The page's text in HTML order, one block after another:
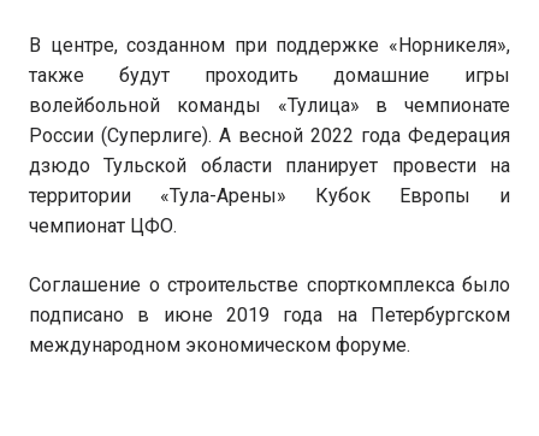
В центре, созданном при поддержке «Норникеля»,
также будут проходить домашние игры
волейбольной команды «Тулица» в чемпионате
России (Суперлиге). А весной 2022 года Федерация
дзюдо Тульской области планирует провести на
территории «Тула-Арены» Кубок Европы и
чемпионат ЦФО.
Соглашение о строительстве спорткомплекса было
подписано в июне 2019 года на Петербургском
международном экономическом форуме.